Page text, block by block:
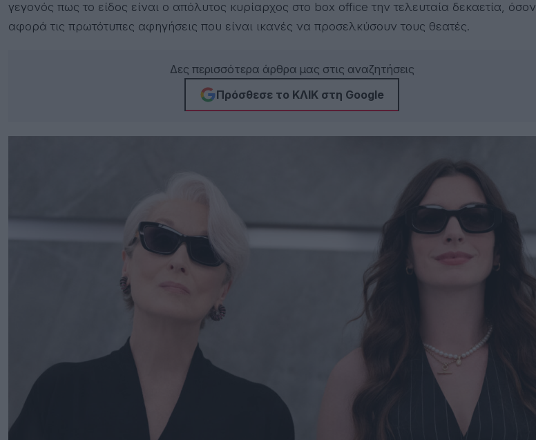
γεγονός πως το είδος είναι ο απόλυτος κυρίαρχος στο box office την τελευταία δεκαετία, όσον
αφορά τις πρωτότυπες αφηγήσεις που είναι ικανές να προσελκύσουν τους θεατές.
Δες περισσότερα άρθρα μας στις αναζητήσεις
Πρόσθεσε το ΚΛΙΚ στη Google